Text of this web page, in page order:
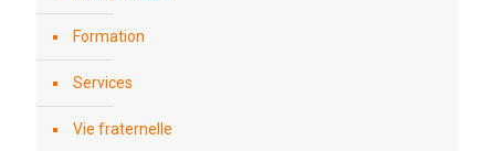
Formation
Services
Vie fraternelle